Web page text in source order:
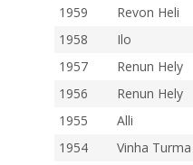
1959
Revon Heli
1958
Ilo
1957
Renun Hely
1956
Renun Hely
1955
Alli
1954
Vinha Turma